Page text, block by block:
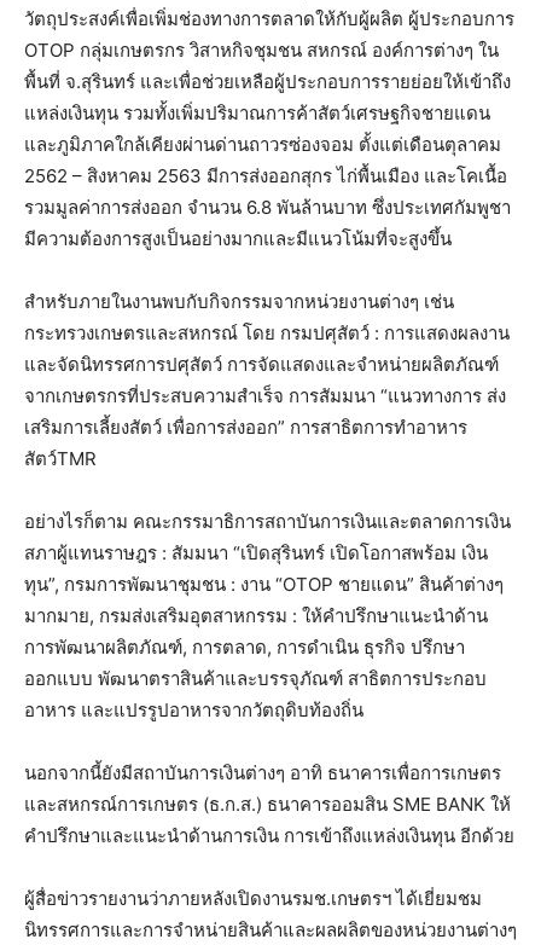
วัตถุประสงค์เพื่อเพิ่มช่องทางการตลาดให้กับผู้ผลิต ผู้ประกอบการ
OTOP กลุ่มเกษตรกร วิสาหกิจชุมชน สหกรณ์ องค์การต่างๆ ใน
พื้นที่ จ.สุรินทร์ และเพื่อช่วยเหลือผู้ประกอบการรายย่อยให้เข้าถึง
แหล่งเงินทุน รวมทั้งเพิ่มปริมาณการค้าสัตว์เศรษฐกิจชายแดน
และภูมิภาคใกล้เคียงผ่านด่านถาวรซ่องจอม ตั้งแต่เดือนตุลาคม
2562 – สิงหาคม 2563 มีการส่งออกสุกร ไก่พื้นเมือง และโคเนื้อ
รวมมูลค่าการส่งออก จำนวน 6.8 พันล้านบาท ซึ่งประเทศกัมพูชา
มีความต้องการสูงเป็นอย่างมากและมีแนวโน้มที่จะสูงขึ้น
สำหรับภายในงานพบกับกิจกรรมจากหน่วยงานต่างๆ เช่น
กระทรวงเกษตรและสหกรณ์ โดย กรมปศุสัตว์ : การแสดงผลงาน
และจัดนิทรรศการปศุสัตว์ การจัดแสดงและจำหน่ายผลิตภัณฑ์
จากเกษตรกรที่ประสบความสำเร็จ การสัมมนา “แนวทางการ ส่ง
เสริมการเลี้ยงสัตว์ เพื่อการส่งออก” การสาธิตการทำอาหาร
สัตว์TMR
อย่างไรก็ตาม คณะกรรมาธิการสถาบันการเงินและตลาดการเงิน
สภาผู้แทนราษฎร : สัมมนา “เปิดสุรินทร์ เปิดโอกาสพร้อม เงิน
ทุน”, กรมการพัฒนาชุมชน : งาน “OTOP ชายแดน” สินค้าต่างๆ
มากมาย, กรมส่งเสริมอุตสาหกรรม : ให้คำปรึกษาแนะนำด้าน
การพัฒนาผลิตภัณฑ์, การตลาด, การดำเนิน ธุรกิจ ปรึกษา
ออกแบบ พัฒนาตราสินค้าและบรรจุภัณฑ์ สาธิตการประกอบ
อาหาร และแปรรูปอาหารจากวัตถุดิบท้องถิ่น
นอกจากนี้ยังมีสถาบันการเงินต่างๆ อาทิ ธนาคารเพื่อการเกษตร
และสหกรณ์การเกษตร (ธ.ก.ส.) ธนาคารออมสิน SME BANK ให้
คำปรึกษาและแนะนำด้านการเงิน การเข้าถึงแหล่งเงินทุน อีกด้วย
ผู้สื่อข่าวรายงานว่าภายหลังเปิดงานรมช.เกษตรฯ ได้เยี่ยมชม
นิทรรศการและการจำหน่ายสินค้าและผลผลิตของหน่วยงานต่างๆ